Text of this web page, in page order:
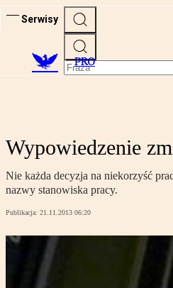
Serwisy
PRO
Wypowiedzenie
Nie każda decyzja na niekorzyść
nazwy stanowiska pracy.
Publikacja: 21.11.2013 06:20